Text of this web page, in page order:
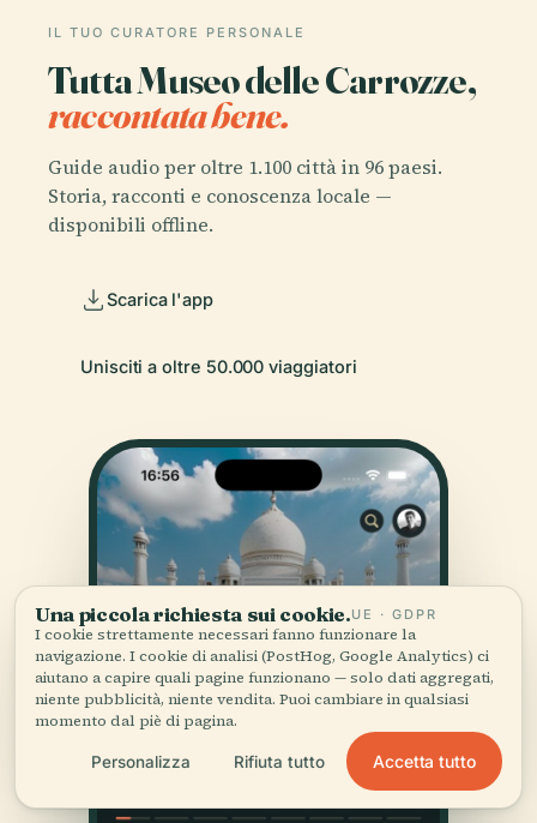
IL TUO CURATORE PERSONALE
Tutta Museo delle Carrozze,
raccontata bene.
Guide audio per oltre 1.100 città in 96 paesi.
Storia, racconti e conoscenza locale —
disponibili offline.
Scarica l'app
Unisciti a oltre 50.000 viaggiatori
Una piccola richiesta sui cookie.UE · GDPR
I cookie strettamente necessari fanno funzionare la
navigazione. I cookie di analisi (PostHog, Google Analytics) ci
aiutano a capire quali pagine funzionano — solo dati aggregati,
niente pubblicità, niente vendita. Puoi cambiare in qualsiasi
momento dal piè di pagina.
Personalizza Rifiuta tutto Accetta tutto